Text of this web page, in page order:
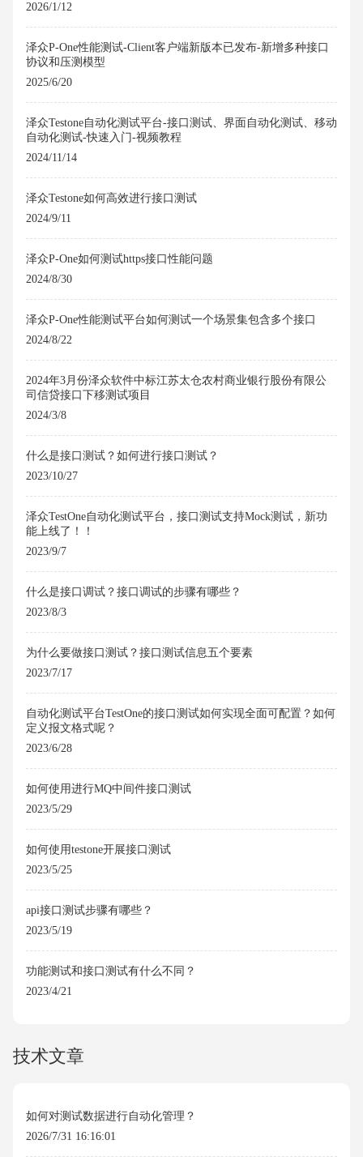
2026/1/12
泽众P-One性能测试-Client客户端新版本已发布-新增多种接口
协议和压测模型
2025/6/20
泽众Testone自动化测试平台-接口测试、界面自动化测试、移动
自动化测试-快速入门-视频教程
2024/11/14
泽众Testone如何高效进行接口测试
2024/9/11
泽众P-One如何测试https接口性能问题
2024/8/30
泽众P-One性能测试平台如何测试一个场景集包含多个接口
2024/8/22
2024年3月份泽众软件中标江苏太仓农村商业银行股份有限公
司信贷接口下移测试项目
2024/3/8
什么是接口测试？如何进行接口测试？
2023/10/27
泽众TestOne自动化测试平台，接口测试支持Mock测试，新功
能上线了！！
2023/9/7
什么是接口调试？接口调试的步骤有哪些？
2023/8/3
为什么要做接口测试？接口测试信息五个要素
2023/7/17
自动化测试平台TestOne的接口测试如何实现全面可配置？如何
定义报文格式呢？
2023/6/28
如何使用进行MQ中间件接口测试
2023/5/29
如何使用testone开展接口测试
2023/5/25
api接口测试步骤有哪些？
2023/5/19
功能测试和接口测试有什么不同？
2023/4/21
技术文章
如何对测试数据进行自动化管理？
2026/7/31 16:16:01